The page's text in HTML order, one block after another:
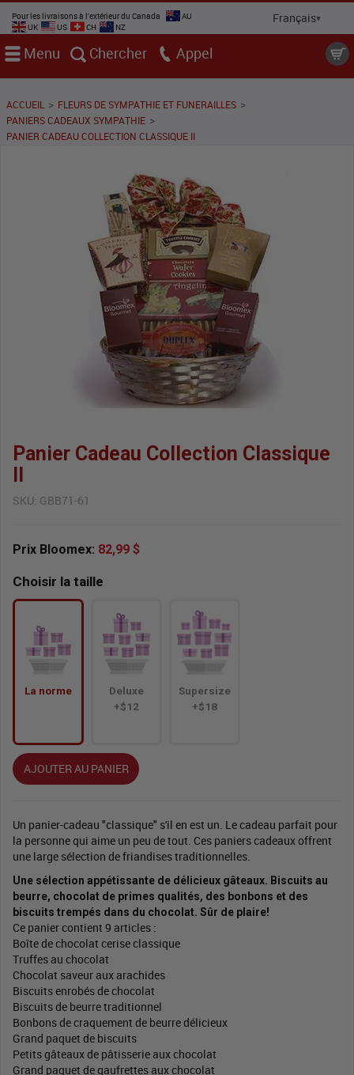
Pour les livraisons à l'extérieur du Canada
AU
UK
US CH NZ
Menu Chercher Appel
ACCUEIL > FLEURS DE SYMPATHIE ET FUNERAILLES >
PANIERS CADEAUX SYMPATHIE >
PANIER CADEAU COLLECTION CLASSIQUE II
Panier Cadeau Collection Classique
SKU: GBB71-61
Prix Bloomex: 82,99 $
Choisir la taille
La norme
Deluxe
+$12
Supersize
+$18
AJOUTER AU PANIER
Un panier-cadeau "classique" s'il en est un. Le cadeau parfait pour
la personne qui aime un peu de tout. Ces paniers cadeaux offrent
une large sélection de friandises traditionnelles.
Une sélection appétissante de délicieux gâteaux. Biscuits au
beurre, chocolat de primes qualités, des bonbons et des
biscuits trempés dans du chocolat. Sûr de plaire!
Ce panier contient 9 articles :
Boîte de chocolat cerise classique
Truffes au chocolat
Chocolat saveur aux arachides
Biscuits enrobés de chocolat
Biscuits de beurre traditionnel
Bonbons de craquement de beurre délicieux
Grand paquet de biscuits
Petits gâteaux de pâtisserie aux chocolat
Grand paquet de gaufrettes aux chocolat